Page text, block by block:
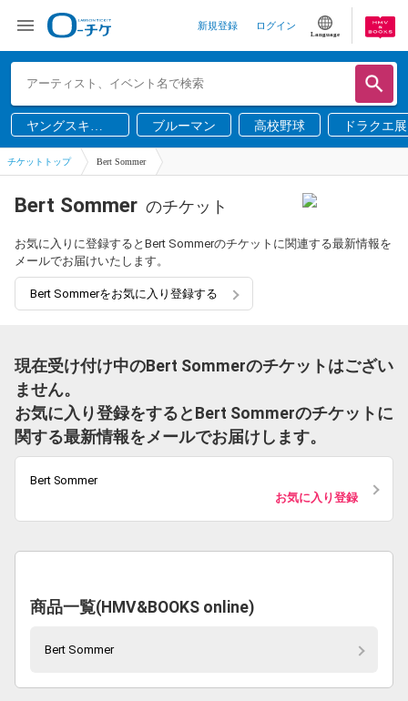
新規登録 ログイン
Language
ヤングスキニ
ー
ブルーマン 高校野球 ドラクエ展
チケットトップ Bert Sommer
Bert Sommer のチケット
お気に入りに登録するとBert Sommerのチケットに関連する最新情報を
メールでお届けいたします。
Bert Sommerをお気に入り登録する
現在受け付け中のBert Sommerのチケットはござい
ません。
お気に入り登録をするとBert Sommerのチケットに
関する最新情報をメールでお届けします。
Bert Sommer
お気に入り登録
商品一覧(HMV&BOOKS online)
Bert Sommer